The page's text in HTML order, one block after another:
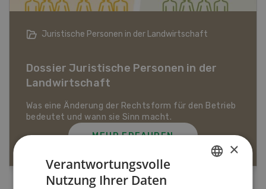
Bio-Artikel
Dossier Bio-Artikel
MEHR ERFAHREN
×
Verantwortungsvolle
Nutzung Ihrer Daten